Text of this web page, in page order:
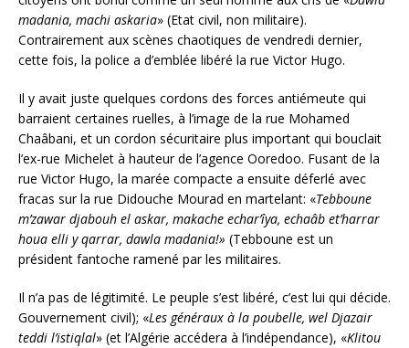
madania, machi askaria» (Etat civil, non militaire).
Contrairement aux scènes chaotiques de vendredi dernier,
cette fois, la police a d’emblée libéré la rue Victor Hugo.
Il y avait juste quelques cordons des forces antiémeute qui
barraient certaines ruelles, à l’image de la rue Mohamed
Chaâbani, et un cordon sécuritaire plus important qui bouclait
l’ex-rue Michelet à hauteur de l’agence Ooredoo. Fusant de la
rue Victor Hugo, la marée compacte a ensuite déferlé avec
fracas sur la rue Didouche Mourad en martelant: «Tebboune
m’zawar djabouh el askar, makache echar’îya, echaâb et’harrar
houa elli y qarrar, dawla madania!» (Tebboune est un
président fantoche ramené par les militaires.
Il n’a pas de légitimité. Le peuple s’est libéré, c’est lui qui décide.
Gouvernement civil); «Les généraux à la poubelle, wel Djazair
teddi l’istiqlal» (et l’Algérie accédera à l’indépendance), «Klitou